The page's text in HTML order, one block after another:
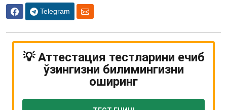
Telegram
💡 Аттестация тестларини ечиб
ўзингизни билимингизни
оширинг